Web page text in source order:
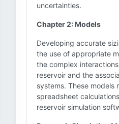
uncertainties.
Chapter 2: Models
Developing accurate
the use of appropriate
the complex
reservoir and the
systems. These models
spreadsheet
reservoir simulation